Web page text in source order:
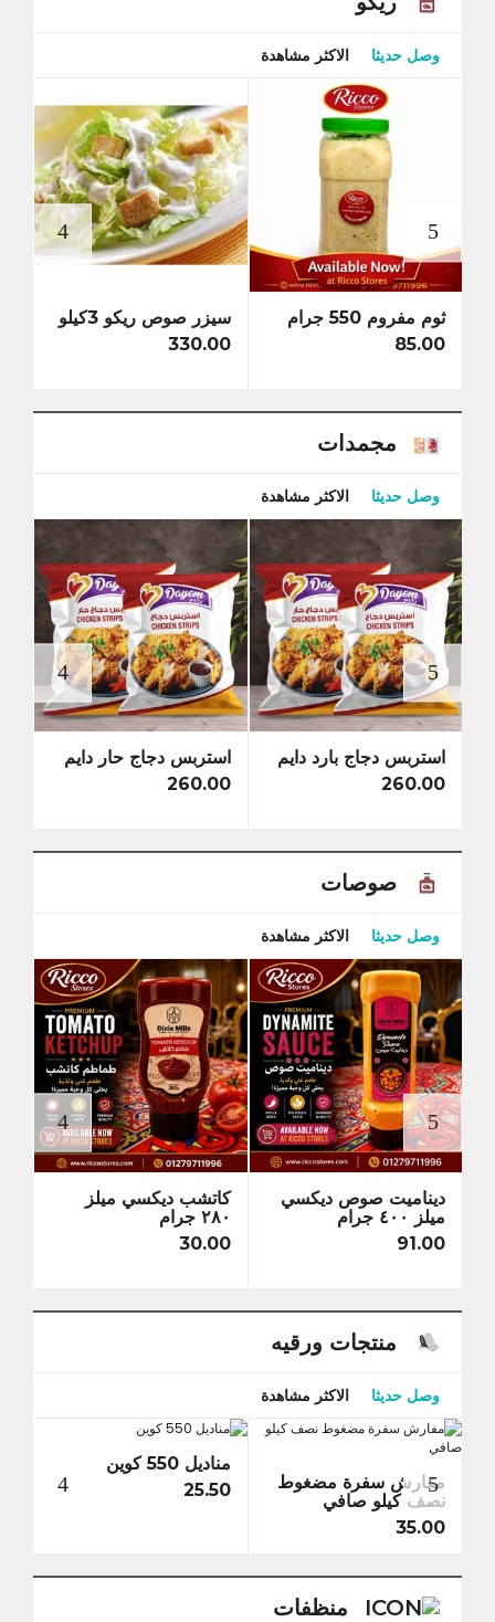
وصل حديثا الاكثر مشاهدة
ثوم مفروم 550 جرام
85.00
سيزر صوص ريكو 3كيلو
330.00
مجمدات
وصل حديثا الاكثر مشاهدة
استربس دجاج بارد دايم
260.00
استربس دجاج حار دايم
260.00
صوصات
وصل حديثا الاكثر مشاهدة
ديناميت صوص ديكسي
ميلز ٤٠٠ جرام
91.00
كاتشب ديكسي ميلز
٢٨٠ جرام
30.00
منتجات ورقيه
وصل حديثا الاكثر مشاهدة
مفارش سفرة مضغوط
نصف كيلو صافي
35.00
مناديل 550 كوين
25.50
منظفات